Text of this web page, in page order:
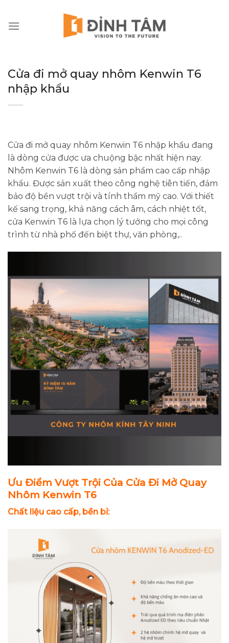
nội
Cửa đi mở quay nhôm Kenwin T6
nhập khẩu
Cửa đi mở quay nhôm Kenwin T6 nhập khẩu đang
là dòng cửa được ưa chuộng bậc nhất hiện nay.
Nhôm Kenwin T6 là dòng sản phẩm cao cấp nhập
khẩu. Được sản xuất theo công nghệ tiên tiến, đảm
bảo độ bền vượt trội và tính thẩm mỹ cao. Với thiết
kế sang trọng, khả năng cách âm, cách nhiệt tốt,
cửa Kenwin T6 là lựa chọn lý tưởng cho mọi công
trình từ nhà phố đến biệt thự, văn phòng,..
Ưu Điểm Vượt Trội Của Cửa Đi Mở Quay
Nhôm Kenwin T6
Chất liệu cao cấp, bền bỉ: